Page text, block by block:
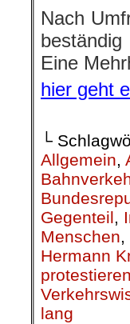
Nach
Eine
hier geht
└
Allgemein,
Gegenteil,
Menschen,
Hermann
protestieren
lang